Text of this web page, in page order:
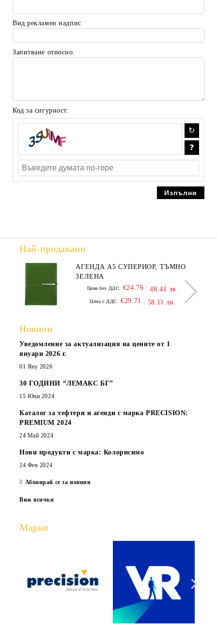
Вид рекламен надпис
Запитване относно
Код за сигурност:
Най-продавани
АГЕНДА А5 СУПЕРИОР, ТЪМНО
ЗЕЛЕНА
Цена без ДДС: €24.76 48.43 лв.
Цена с ДДС: €29.71 58.11 лв.
Новини
Уведомление за актуализация на цените от 1
януари 2026 г.
01 Яну 2026
30 ГОДИНИ “ЛЕМАКС БГ”
15 Юни 2024
Каталог за тефтери и агенди с марка PRECISION:
PREMIUM 2024
24 Май 2024
Нови продукти с марка: Колорисимо
24 Фев 2024
Абонирай се за новини
Виж всички
Марки